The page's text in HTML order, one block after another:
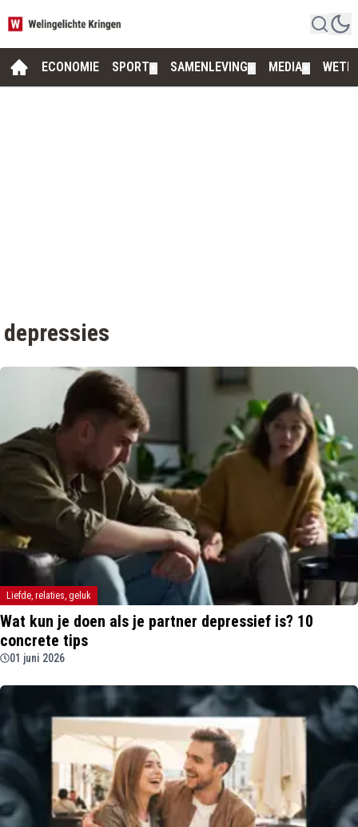
ECONOMIE SPORT SAMENLEVING MEDIA
depressies
Liefde, relaties, geluk
Wat kun je doen als je partner depressief is? 10
concrete tips
01 juni 2026